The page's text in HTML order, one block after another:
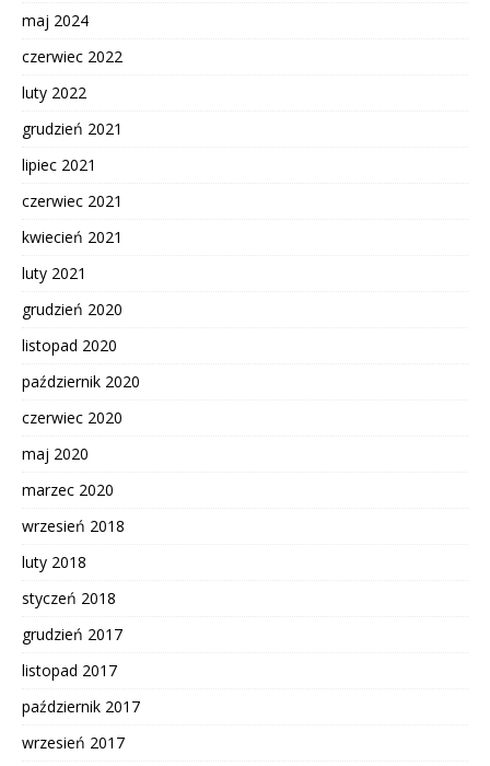
maj 2024
czerwiec 2022
luty 2022
grudzień 2021
lipiec 2021
czerwiec 2021
kwiecień 2021
luty 2021
grudzień 2020
listopad 2020
październik 2020
czerwiec 2020
maj 2020
marzec 2020
wrzesień 2018
luty 2018
styczeń 2018
grudzień 2017
listopad 2017
październik 2017
wrzesień 2017